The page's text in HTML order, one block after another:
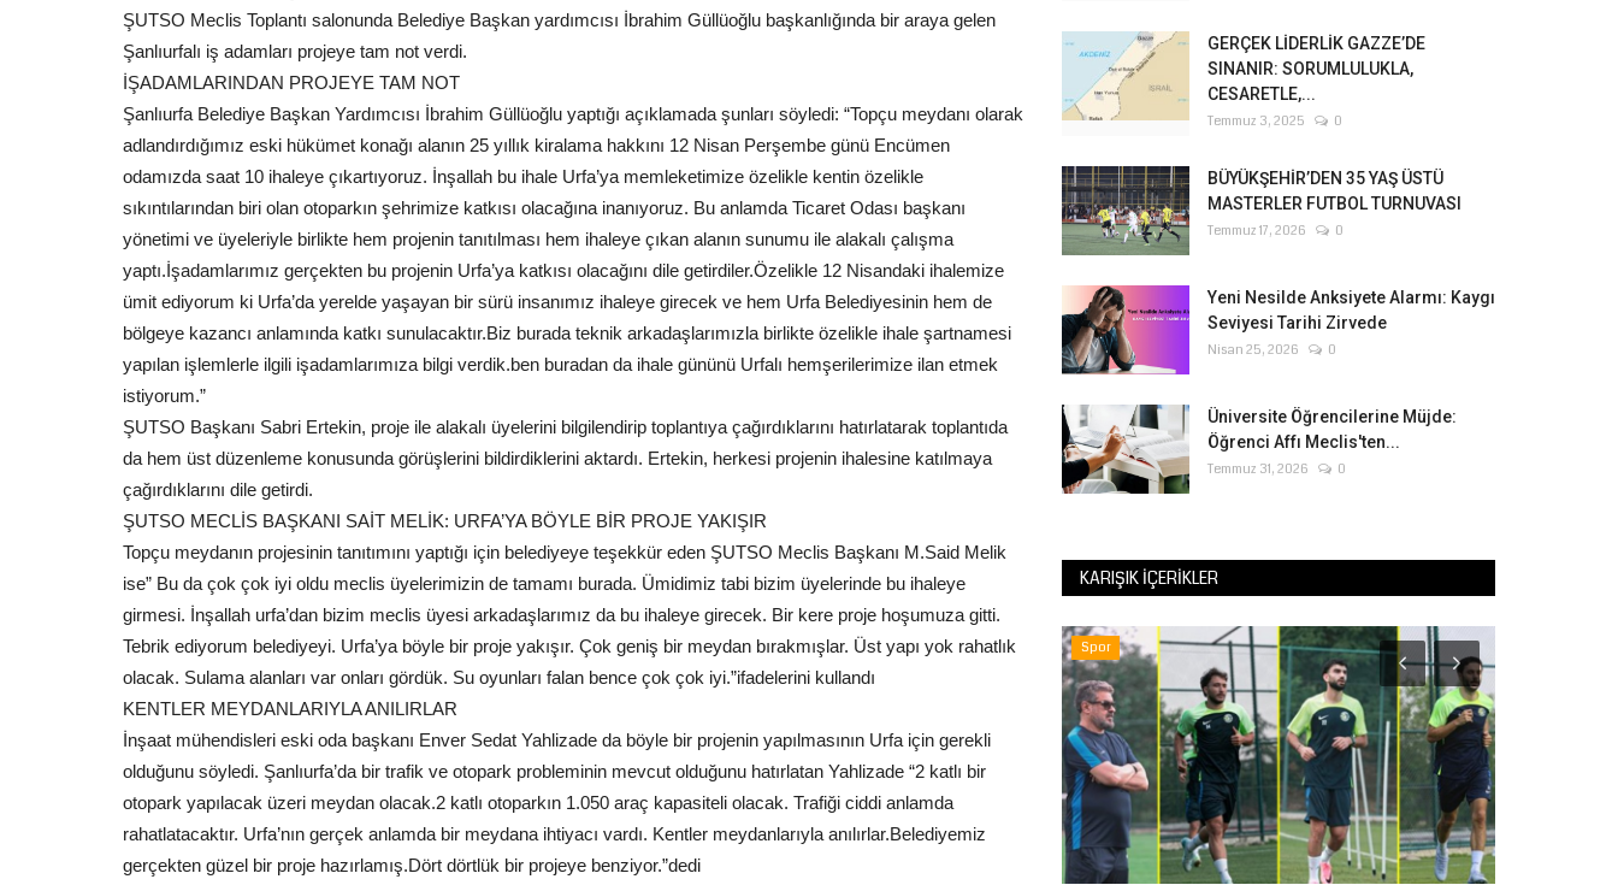
ŞUTSO Meclis Toplantı salonunda Belediye Başkan yardımcısı İbrahim Güllüoğlu başkanlığında bir araya gelen
Şanlıurfalı iş adamları projeye tam not verdi.
İŞADAMLARINDAN PROJEYE TAM NOT
Şanlıurfa Belediye Başkan Yardımcısı İbrahim Güllüoğlu yaptığı açıklamada şunları söyledi: “Topçu meydanı olarak
adlandırdığımız eski hükümet konağı alanın 25 yıllık kiralama hakkını 12 Nisan Perşembe günü Encümen
odamızda saat 10 ihaleye çıkartıyoruz. İnşallah bu ihale Urfa’ya memleketimize özelikle kentin özelikle
sıkıntılarından biri olan otoparkın şehrimize katkısı olacağına inanıyoruz. Bu anlamda Ticaret Odası başkanı
yönetimi ve üyeleriyle birlikte hem projenin tanıtılması hem ihaleye çıkan alanın sunumu ile alakalı çalışma
yaptı.İşadamlarımız gerçekten bu projenin Urfa’ya katkısı olacağını dile getirdiler.Özelikle 12 Nisandaki ihalemize
ümit ediyorum ki Urfa’da yerelde yaşayan bir sürü insanımız ihaleye girecek ve hem Urfa Belediyesinin hem de
bölgeye kazancı anlamında katkı sunulacaktır.Biz burada teknik arkadaşlarımızla birlikte özelikle ihale şartnamesi
yapılan işlemlerle ilgili işadamlarımıza bilgi verdik.ben buradan da ihale gününü Urfalı hemşerilerimize ilan etmek
istiyorum.”
ŞUTSO Başkanı Sabri Ertekin, proje ile alakalı üyelerini bilgilendirip toplantıya çağırdıklarını hatırlatarak toplantıda
da hem üst düzenleme konusunda görüşlerini bildirdiklerini aktardı. Ertekin, herkesi projenin ihalesine katılmaya
çağırdıklarını dile getirdi.
ŞUTSO MECLİS BAŞKANI SAİT MELİK: URFA’YA BÖYLE BİR PROJE YAKIŞIR
Topçu meydanın projesinin tanıtımını yaptığı için belediyeye teşekkür eden ŞUTSO Meclis Başkanı M.Said Melik
ise” Bu da çok çok iyi oldu meclis üyelerimizin de tamamı burada. Ümidimiz tabi bizim üyelerinde bu ihaleye
girmesi. İnşallah urfa’dan bizim meclis üyesi arkadaşlarımız da bu ihaleye girecek. Bir kere proje hoşumuza gitti.
Tebrik ediyorum belediyeyi. Urfa’ya böyle bir proje yakışır. Çok geniş bir meydan bırakmışlar. Üst yapı yok rahatlık
olacak. Sulama alanları var onları gördük. Su oyunları falan bence çok çok iyi.”ifadelerini kullandı
KENTLER MEYDANLARIYLA ANILIRLAR
İnşaat mühendisleri eski oda başkanı Enver Sedat Yahlizade da böyle bir projenin yapılmasının Urfa için gerekli
olduğunu söyledi. Şanlıurfa’da bir trafik ve otopark probleminin mevcut olduğunu hatırlatan Yahlizade “2 katlı bir
otopark yapılacak üzeri meydan olacak.2 katlı otoparkın 1.050 araç kapasiteli olacak. Trafiği ciddi anlamda
rahatlatacaktır. Urfa’nın gerçek anlamda bir meydana ihtiyacı vardı. Kentler meydanlarıyla anılırlar.Belediyemiz
gerçekten güzel bir proje hazırlamış.Dört dörtlük bir projeye benziyor.”dedi
GERÇEK LİDERLİK GAZZE’DE
SINANIR: SORUMLULUKLA,
CESARETLE,...
Temmuz 3, 2025 0
BÜYÜKŞEHİR’DEN 35 YAŞ ÜSTÜ
MASTERLER FUTBOL TURNUVASI
Temmuz 17, 2026 0
Yeni Nesilde Anksiyete Alarmı: Kaygı
Seviyesi Tarihi Zirvede
Nisan 25, 2026 0
Üniversite Öğrencilerine Müjde:
Öğrenci Affı Meclis'ten...
Temmuz 31, 2026 0
KARIŞIK İÇERIKLER
Siyaset Sağlık Spor